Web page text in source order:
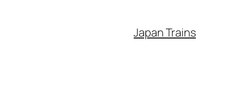
Japan Trains